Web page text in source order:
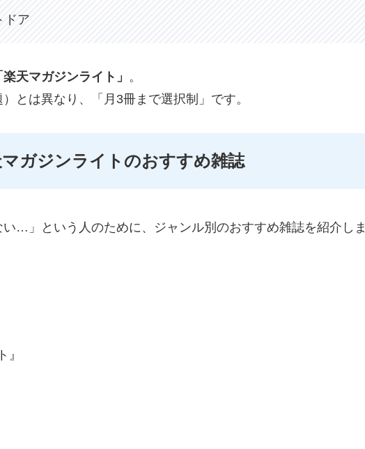
ドア
楽天マガジンライト」 。
とは異なり、「月3冊まで選択制」です。
マガジンライトのおすすめ雑誌
い…」という人のために、ジャンル別のおすすめ雑誌を紹介しま
』